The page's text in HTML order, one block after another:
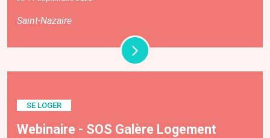
Saint-Nazaire
SE LOGER
Webinaire - SOS Galère Logement